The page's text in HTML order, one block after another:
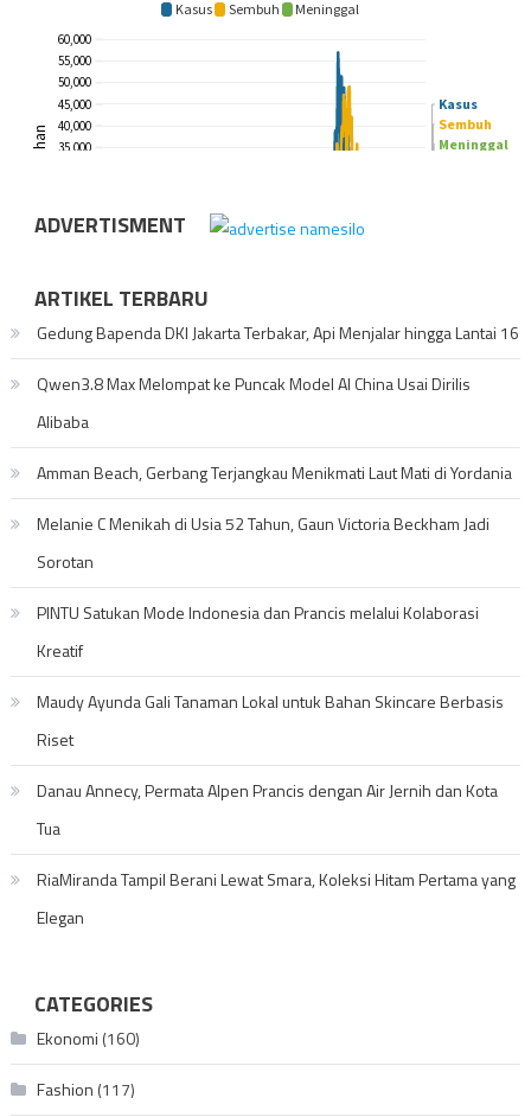
ADVERTISMENT
ARTIKEL TERBARU
Gedung Bapenda DKI Jakarta Terbakar, Api Menjalar hingga Lantai 16
Qwen3.8 Max Melompat ke Puncak Model AI China Usai Dirilis
Alibaba
Amman Beach, Gerbang Terjangkau Menikmati Laut Mati di Yordania
Melanie C Menikah di Usia 52 Tahun, Gaun Victoria Beckham Jadi
Sorotan
PINTU Satukan Mode Indonesia dan Prancis melalui Kolaborasi
Kreatif
Maudy Ayunda Gali Tanaman Lokal untuk Bahan Skincare Berbasis
Riset
Danau Annecy, Permata Alpen Prancis dengan Air Jernih dan Kota
Tua
RiaMiranda Tampil Berani Lewat Smara, Koleksi Hitam Pertama yang
Elegan
CATEGORIES
Ekonomi (160)
Fashion (117)